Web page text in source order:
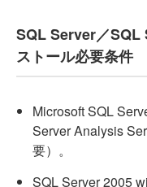
SQL Server／
ストール必要条件
Microsoft SQL
Server Analysis
要）。
SQL Server 2005